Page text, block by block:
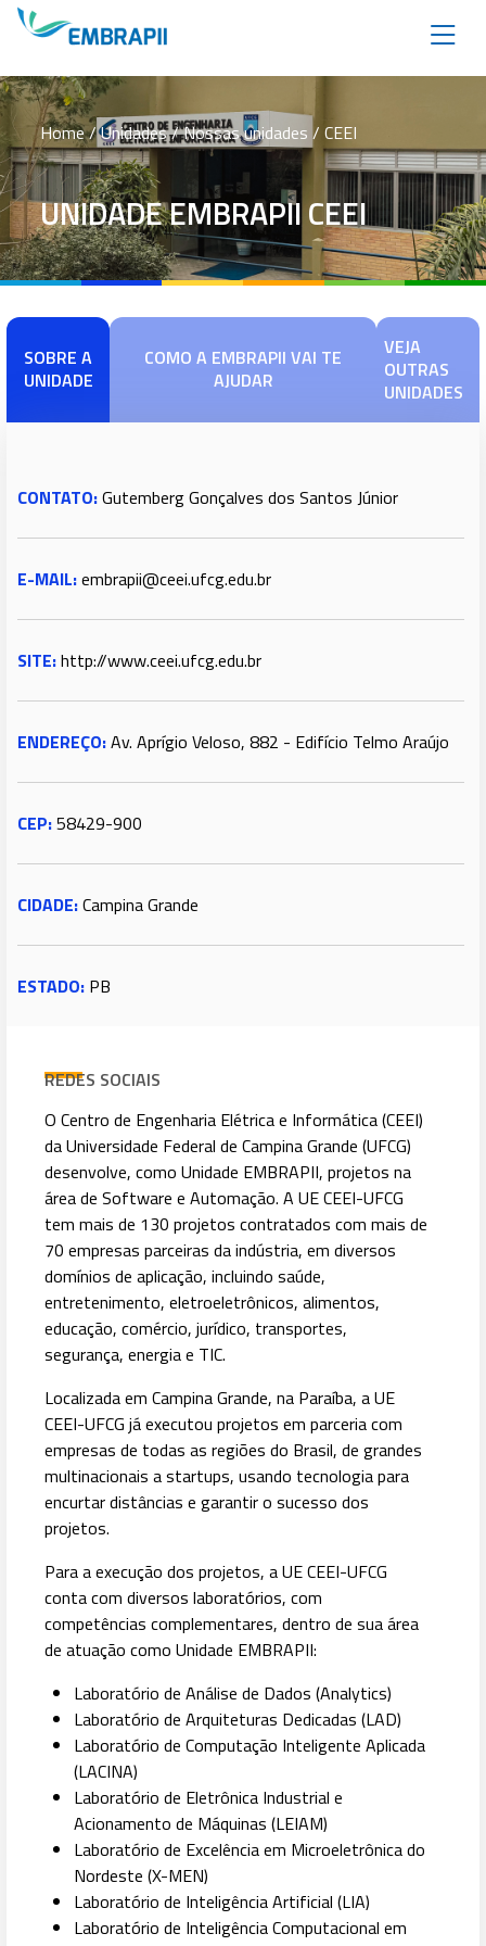
Home/ Unidades / Nossas unidades / CEEI
UNIDADE EMBRAPII CEEI
SOBRE A
UNIDADE
COMO A EMBRAPII VAI TE
AJUDAR
VEJA
OUTRAS
UNIDADES
CONTATO:Gutemberg Gonçalves dos Santos Júnior
E-MAIL:embrapii@ceei.ufcg.edu.br
SITE:http://www.ceei.ufcg.edu.br
ENDEREÇO:Av. Aprígio Veloso, 882 - Edifício Telmo Araújo
CEP:58429-900
CIDADE:Campina Grande
ESTADO: PB
REDES SOCIAIS
O Centro de Engenharia Elétrica e Informática (CEEI)
da Universidade Federal de Campina Grande (UFCG)
desenvolve, como Unidade EMBRAPII, projetos na
área de Software e Automação. A UE CEEI-UFCG
tem mais de 130 projetos contratados com mais de
70 empresas parceiras da indústria, em diversos
domínios de aplicação, incluindo saúde,
entretenimento, eletroeletrônicos, alimentos,
educação, comércio, jurídico, transportes,
segurança, energia e TIC.
Localizada em Campina Grande, na Paraíba, a UE
CEEI-UFCG já executou projetos em parceria com
empresas de todas as regiões do Brasil, de grandes
multinacionais a startups, usando tecnologia para
encurtar distâncias e garantir o sucesso dos
projetos.
Para a execução dos projetos, a UE CEEI-UFCG
conta com diversos laboratórios, com
competências complementares, dentro de sua área
de atuação como Unidade EMBRAPII:
Laboratório de Análise de Dados (Analytics)
Laboratório de Arquiteturas Dedicadas (LAD)
Laboratório de Computação Inteligente Aplicada
(LACINA)
Laboratório de Eletrônica Industrial e
Acionamento de Máquinas (LEIAM)
Laboratório de Excelência em Microeletrônica do
Nordeste (X-MEN)
Laboratório de Inteligência Artificial (LIA)
Laboratório de Inteligência Computacional em